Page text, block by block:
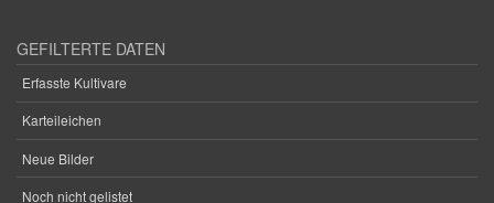
GEFILTERTE DATEN
Erfasste Kultivare
Karteileichen
Neue Bilder
Noch nicht gelistet